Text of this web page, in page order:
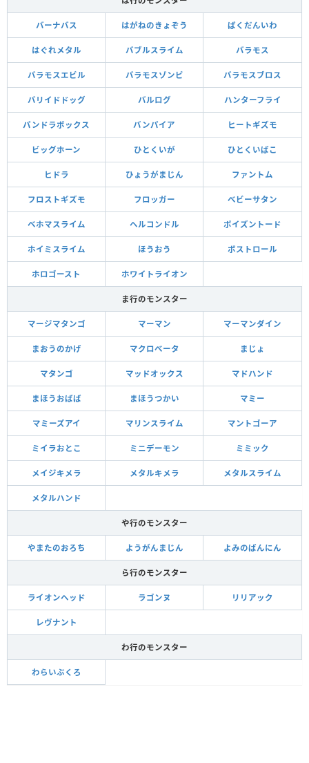
バーナバス はがねのきょぞう ばくだんいわ
はぐれメタル バブルスライム バラモス
バラモスエビル バラモスゾンビ バラモスブロス
バリイドドッグ バルログ ハンターフライ
パンドラボックス バンパイア ヒートギズモ
ビッグホーン ひとくいが ひとくいばこ
ヒドラ ひょうがまじん ファントム
フロストギズモ フロッガー べビーサタン
ベホマスライム ヘルコンドル ポイズントード
ホイミスライム ほうおう ボストロール
ホロゴースト ホワイトライオン
ま行のモンスター
マージマタンゴ マーマン マーマンダイン
まおうのかげ マクロべータ まじょ
マタンゴ マッドオックス マドハンド
まほうおばば まほうつかい マミー
マミーズアイ マリンスライム マントゴーア
ミイラおとこ ミニデーモン ミミック
メイジキメラ メタルキメラ メタルスライム
メタルハンド
や行のモンスター
やまたのおろち ようがんまじん よみのばんにん
ら行のモンスター
ライオンヘッド ラゴンヌ リリアック
レヴナント
わ行のモンスター
わらいぶくろ